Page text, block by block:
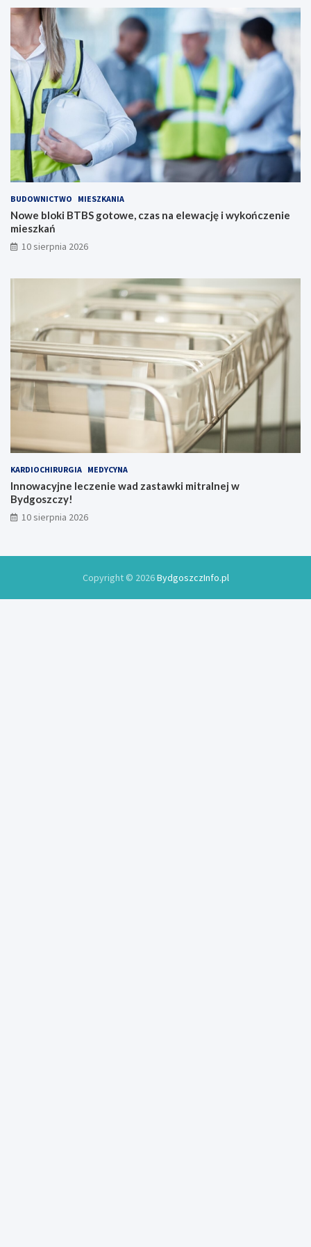
t
i
b
e
z
p
i
e
z
e
s
w
o
!
ż
w
k
r
ó
t
c
e
BUDOWNICTWO MIESZKANIA
Nowe bloki BTBS gotowe, czas na elewację i wykończenie
mieszkań
10 sierpnia 2026
KARDIOCHIRURGIA MEDYCYNA
Innowacyjne leczenie wad zastawki mitralnej w
Bydgoszczy!
10 sierpnia 2026
Copyright © 2026BydgoszczInfo.pl